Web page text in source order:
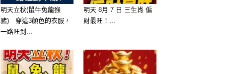
明天立秋(鼠牛兔龍猴
豬) 穿這3顏色的衣服，
一路旺到...
明天 8月 7 日 三生肖 偏
財最旺！...